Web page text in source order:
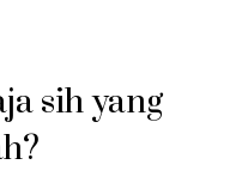
sih yang